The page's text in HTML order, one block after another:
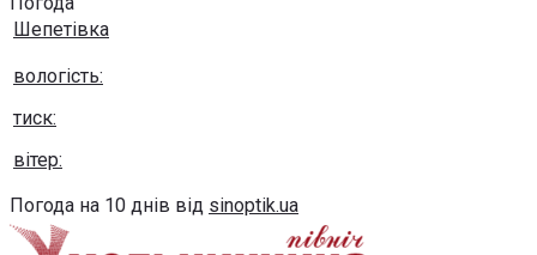
Шепетівка
вологість:
тиск:
вітер:
Погода на 10 днів від sinoptik.ua